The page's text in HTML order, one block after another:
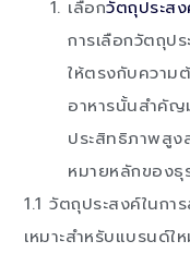
เลือกวัตถุประส
การเลือกวัตถุ
ให้ตรงกับความ
อาหารนั้นสำคัญ
ประสิทธิภาพสูง
หมายหลักของ
1.1 วัตถุประสงค์ในก
เหมาะสำหรับแบรนด์